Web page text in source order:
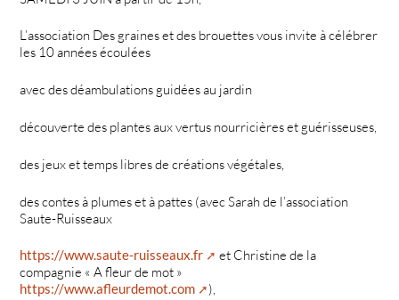
L’association Des graines et des brouettes vous invite à célébrer
les 10 années écoulées
avec des déambulations guidées au jardin
découverte des plantes aux vertus nourricières et guérisseuses,
des jeux et temps libres de créations végétales,
des contes à plumes et à pattes (avec Sarah de l’association
Saute-Ruisseaux
https://www.saute-ruisseaux.fr
et Christine de la
compagnie « A fleur de mot »
https://www.afleurdemot.com ),